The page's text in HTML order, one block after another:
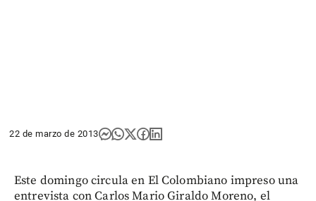
22 de marzo de 2013
Este domingo circula en El Colombiano impreso una
entrevista con Carlos Mario Giraldo Moreno, el